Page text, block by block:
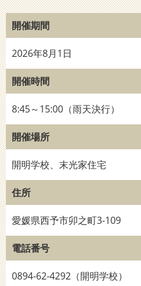
開催期間
2026年8月1日
開催時間
8:45～15:00（雨天決行）
開催場所
開明学校、末光家住宅
住所
愛媛県西予市卯之町3-109
電話番号
0894-62-4292（開明学校）